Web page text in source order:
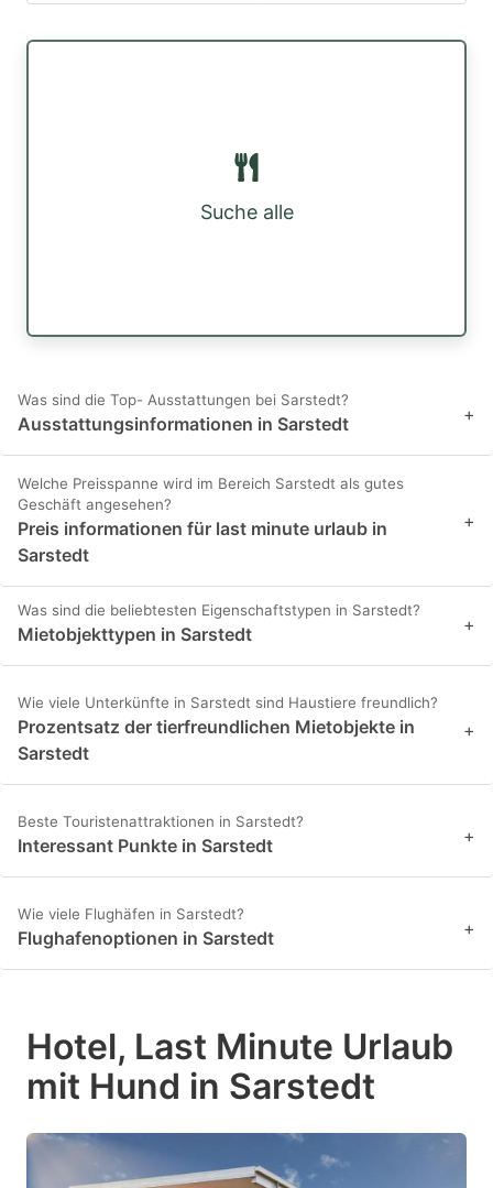
Suche alle
Was sind die Top- Ausstattungen bei Sarstedt?
Ausstattungsinformationen in Sarstedt +
Welche Preisspanne wird im Bereich Sarstedt als gutes
Geschäft angesehen?
Preis informationen für last minute urlaub in
Sarstedt
+
Was sind die beliebtesten Eigenschaftstypen in Sarstedt?
Mietobjekttypen in Sarstedt +
Wie viele Unterkünfte in Sarstedt sind Haustiere freundlich?
Prozentsatz der tierfreundlichen Mietobjekte in
Sarstedt
+
Beste Touristenattraktionen in Sarstedt?
Interessant Punkte in Sarstedt +
Wie viele Flughäfen in Sarstedt?
Flughafenoptionen in Sarstedt +
Hotel, Last Minute Urlaub
mit Hund in Sarstedt